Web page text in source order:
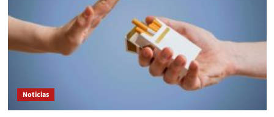
listeriosis
acusa
a
mentir
Noticias